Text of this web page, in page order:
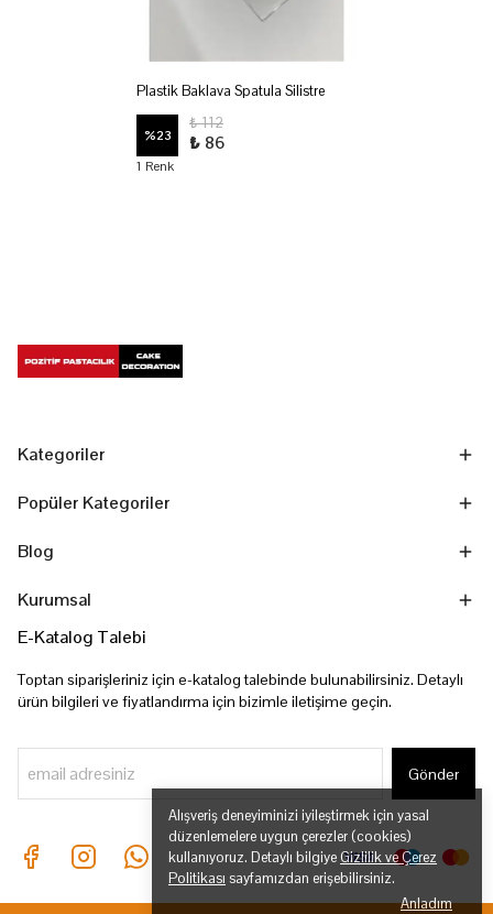
Alışveriş deneyiminizi iyileştirmek için yasal
düzenlemelere uygun çerezler (cookies)
kullanıyoruz. Detaylı bilgiye Gizlilik ve Çerez
Politikası sayfamızdan erişebilirsiniz.
Anladım
Plastik Baklava Spatula Silistre
%23
₺ 112
₺ 86
1 Renk
Kategoriler
Popüler Kategoriler
Blog
Kurumsal
E-Katalog Talebi
Toptan siparişleriniz için e-katalog talebinde bulunabilirsiniz. Detaylı
ürün bilgileri ve fiyatlandırma için bizimle iletişime geçin.
Gönder